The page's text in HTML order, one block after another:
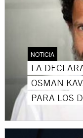
NOTICIA
LA
OSMAN
PARA LOS